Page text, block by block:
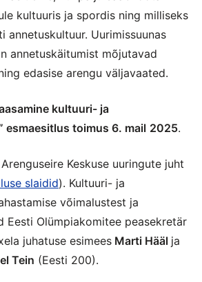
kultuuris ja spordis ning milliseks
annetuskultuur. Uurimissuunas
annetuskäitumist mõjutavad
edasise arengu väljavaated.
kultuuri- ja
esmaesitlus toimus 6. mail 2025.
Keskuse uuringute juht
slaidid). Kultuuri- ja
võimalustest ja
Eesti Olümpiakomitee peasekretär
juhatuse esimees Marti Hääl ja
Tein (Eesti 200).